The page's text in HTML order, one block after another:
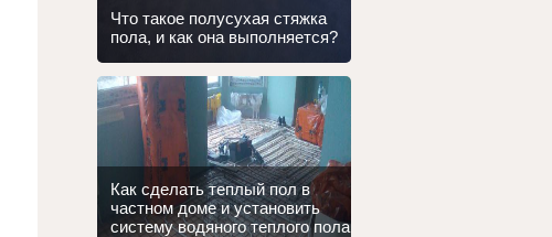
Что такое полусухая стяжка
пола, и как она выполняется?
Как сделать теплый пол в
частном доме и установить
систему водяного теплого пола